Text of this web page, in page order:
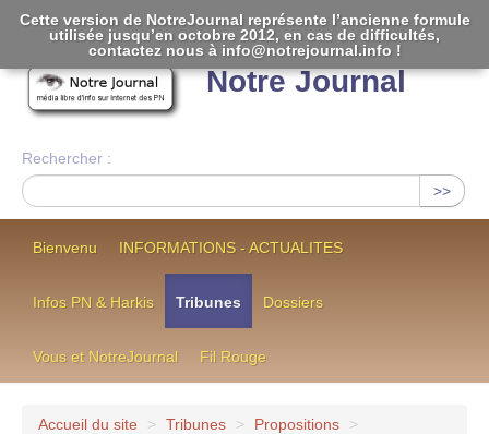
Notre Journal
Rechercher :
>>
Bienvenu INFORMATIONS - ACTUALITES
Infos PN & Harkis Tribunes Dossiers
Vous et NotreJournal Fil Rouge
Accueil du site > Tribunes > Propositions
>
Cette version de NotreJournal représente l’ancienne formule
utilisée jusqu’en octobre 2012, en cas de difficultés,
contactez nous à info@notrejournal.info !